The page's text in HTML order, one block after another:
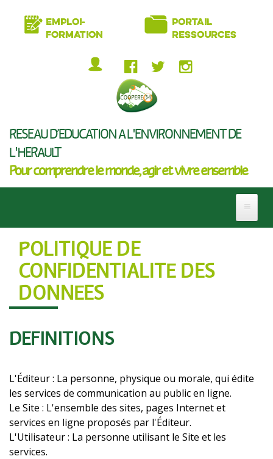
au
contenu
EMPLOI-
FORMATION
PORTAIL
RESSOURCES
MENU
COMPTE
L'UTILISATEUR
RÉSEAU D’ÉDUCATION À L'ENVIRONNEMENT DE
L'HÉRAULT
Pour comprendre le monde, agir et vivre ensemble
POLITIQUE DE
CONFIDENTIALITÉ DES
DONNÉES
DÉFINITIONS
L'Éditeur : La personne, physique ou morale, qui édite
les services de communication au public en ligne.
Le Site : L'ensemble des sites, pages Internet et
services en ligne proposés par l'Éditeur.
L'Utilisateur : La personne utilisant le Site et les
services.